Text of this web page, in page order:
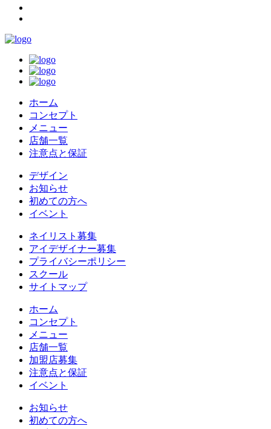
ホーム
コンセプト
メニュー
店舗一覧
注意点と保証
デザイン
お知らせ
初めての方へ
イベント
ネイリスト募集
アイデザイナー募集
プライバシーポリシー
スクール
サイトマップ
ホーム
コンセプト
メニュー
店舗一覧
加盟店募集
注意点と保証
イベント
お知らせ
初めての方へ